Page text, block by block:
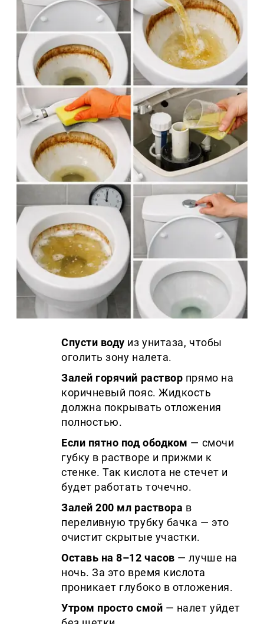
Спусти воду из унитаза, чтобы
оголить зону налета.
Залей горячий раствор прямо на
коричневый пояс. Жидкость
должна покрывать отложения
полностью.
Если пятно под ободком — смочи
губку в растворе и прижми к
стенке. Так кислота не стечет и
будет работать точечно.
Залей 200 мл раствора в
переливную трубку бачка — это
очистит скрытые участки.
Оставь на 8–12 часов — лучше на
ночь. За это время кислота
проникает глубоко в отложения.
Утром просто смой — налет уйдет